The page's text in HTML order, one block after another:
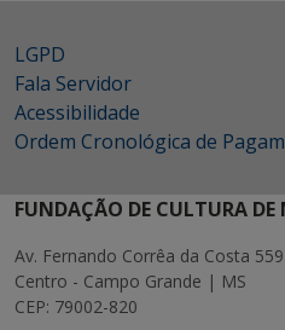
LGPD
Fala Servidor
Acessibilidade
Ordem Cronológica de
FUNDAÇÃO DE CULTURA
Av. Fernando Corrêa da Costa 559
Centro - Campo Grande | MS
CEP: 79002-820